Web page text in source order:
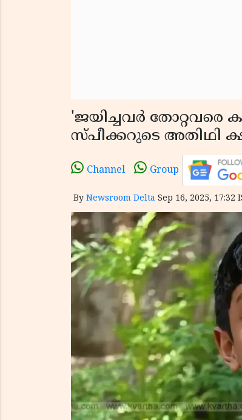
'ജയിച്ചവർ
സ്പീക്കറുടെ അതിഥി
Channel Group
By Newsroom Delta Sep 16, 2025, 17:32